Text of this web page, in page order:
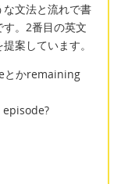
文法と流れで書
。2番目の英文
案しています。
とかremaining